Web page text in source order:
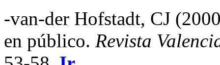
-van-der Hofstadt, CJ
en público. Revista